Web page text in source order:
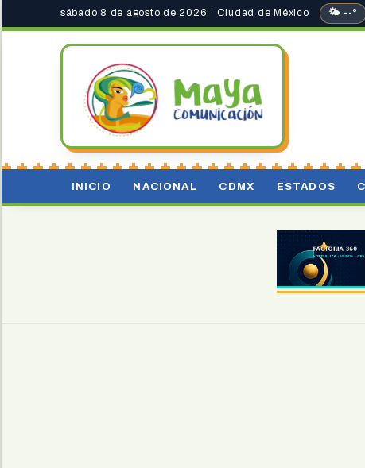
sábado 8 de agosto de 2026 · Ciudad de México 🌤 --°
INICIO NACIONAL CDMX ESTADOS